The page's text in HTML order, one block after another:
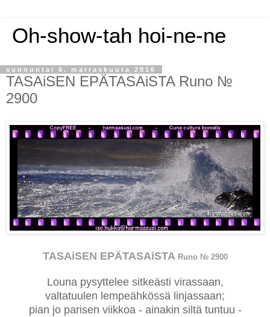
Oh-show-tah hoi-ne-ne
sunnuntai 6. marraskuuta 2016
TASAiSEN EPÄTASAiSTA Runo №
2900
TASAiSEN EPÄTASAiSTA Runo № 2900
Louna pysyttelee sitkeästi virassaan,
valtatuulen lempeähkössä linjassaan;
pian jo parisen viikkoa - ainakin siltä tuntuu -